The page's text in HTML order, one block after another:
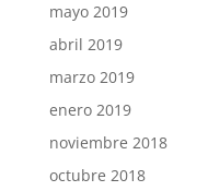
mayo 2019
abril 2019
marzo 2019
enero 2019
noviembre 2018
octubre 2018